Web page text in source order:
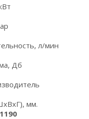
л/мин
Дб
мм.